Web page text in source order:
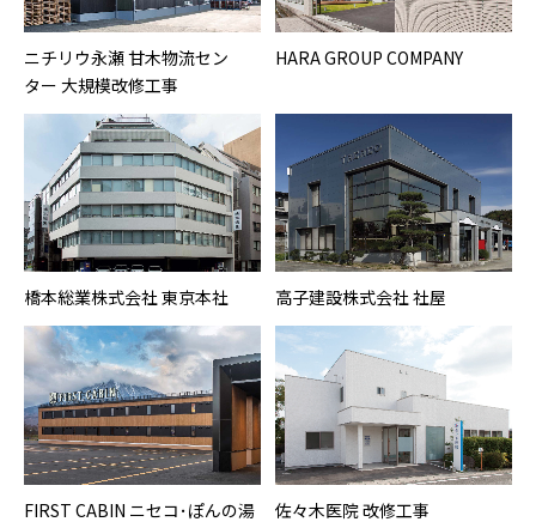
ニチリウ永瀬 甘木物流セン
ター 大規模改修工事
HARA GROUP COMPANY
橋本総業株式会社 東京本社 高子建設株式会社 社屋
FIRST CABIN ニセコ･ぽんの湯 佐々木医院 改修工事